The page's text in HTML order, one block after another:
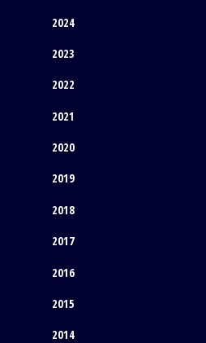
2024
2023
2022
2021
2020
2019
2018
2017
2016
2015
2014